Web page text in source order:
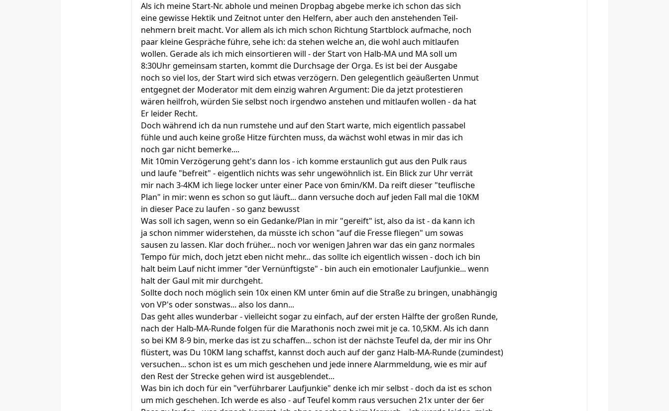
Als ich meine Start-Nr. abhole und meinen Dropbag abgebe merke ich schon das sich
eine gewisse Hektik und Zeitnot unter den Helfern, aber auch den anstehenden Teil-
nehmern breit macht. Vor allem als ich mich schon Richtung Startblock aufmache, noch
paar kleine Gespräche führe, sehe ich: da stehen welche an, die wohl auch mitlaufen
wollen. Gerade als ich mich einsortieren will - der Start von Halb-MA und MA soll um
8:30Uhr gemeinsam starten, kommt die Durchsage der Orga. Es ist bei der Ausgabe
noch so viel los, der Start wird sich etwas verzögern. Den gelegentlich geäußerten Unmut
entgegnet der Moderator mit dem einzig wahren Argument: Die da jetzt protestieren
wären heilfroh, würden Sie selbst noch irgendwo anstehen und mitlaufen wollen - da hat
Er leider Recht.
Doch während ich da nun rumstehe und auf den Start warte, mich eigentlich passabel
fühle und auch keine große Hitze fürchten muss, da wächst wohl etwas in mir das ich
noch gar nicht bemerke....
Mit 10min Verzögerung geht's dann los - ich komme erstaunlich gut aus den Pulk raus
und laufe "befreit" - eigentlich nichts was sehr ungewöhnlich ist. Ein Blick zur Uhr verrät
mir nach 3-4KM ich liege locker unter einer Pace von 6min/KM. Da reift dieser "teuflische
Plan" in mir: wenn es schon so gut läuft... dann versuche doch auf jeden Fall mal die 10KM
in dieser Pace zu laufen - so ganz bewusst
Was soll ich sagen, wenn so ein Gedanke/Plan in mir "gereift" ist, also da ist - da kann ich
ja schon nimmer widerstehen, da müsste ich schon "auf die Fresse fliegen" um sowas
sausen zu lassen. Klar doch früher... noch vor wenigen Jahren war das ein ganz normales
Tempo für mich, doch jetzt eben nicht mehr... das sollte ich eigentlich wissen - doch ich bin
halt beim Lauf nicht immer "der Vernünftigste" - bin auch ein emotionaler Laufjunkie... wenn
halt der Gaul mit mir durchgeht.
Sollte doch noch möglich sein 10x einen KM unter 6min auf die Straße zu bringen, unabhängig
von VP's oder sonstwas... also los dann...
Das geht alles wunderbar - vielleicht sogar zu einfach, auf der ersten Hälfte der großen Runde,
nach der Halb-MA-Runde folgen für die Marathonis noch zwei mit je ca. 10,5KM. Als ich dann
so bei KM 8-9 bin, merke das ist zu schaffen... schon ist der nächste Teufel da, der mir ins Ohr
flüstert, was Du 10KM lang schaffst, kannst doch auch auf der ganz Halb-MA-Runde (zumindest)
versuchen... schon ist es um mich geschehen und jede innere Alarmmeldung, wie es mir auf
den Rest der Strecke gehen wird ist ausgeblendet...
Was bin ich doch für ein "verführbarer Laufjunkie" denke ich mir selbst - doch da ist es schon
um mich geschehen. Ich werde es also - auf Teufel komm raus versuchen 21x unter der 6er